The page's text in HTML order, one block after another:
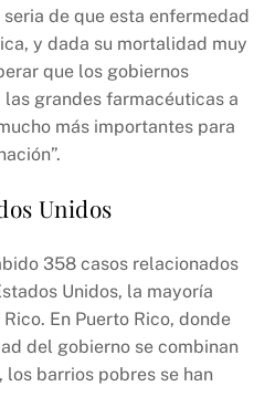
de que esta enfermedad
y dada su mortalidad muy
que los gobiernos
grandes farmacéuticas a
más importantes para
Unidos
358 casos relacionados
Unidos, la mayoría
En Puerto Rico, donde
del gobierno se combinan
los barrios pobres se han